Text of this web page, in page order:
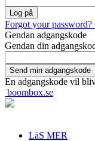
Forgot your password?
Gendan adgangskode
Gendan din
En adgangskode vil
boombox.se
LäS MER